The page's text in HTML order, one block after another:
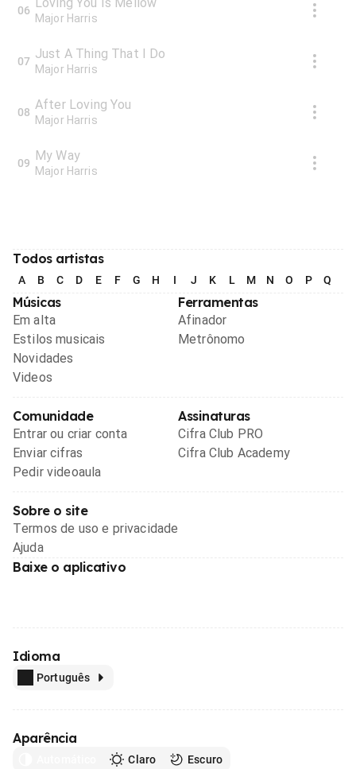
06
Major Harris
07 Just A Thing That I Do
Major Harris
08 After Loving You
Major Harris
09 My Way
Major Harris
Todos artistas
A B C D E F G H I J K L M N O P Q
Músicas
Em alta
Estilos musicais
Novidades
Videos
Ferramentas
Afinador
Metrônomo
Comunidade
Entrar ou criar conta
Enviar cifras
Pedir videoaula
Assinaturas
Cifra Club PRO
Cifra Club Academy
Sobre o site
Termos de uso e privacidade
Ajuda
Baixe o aplicativo
Idioma
Português
Aparência
Claro Escuro